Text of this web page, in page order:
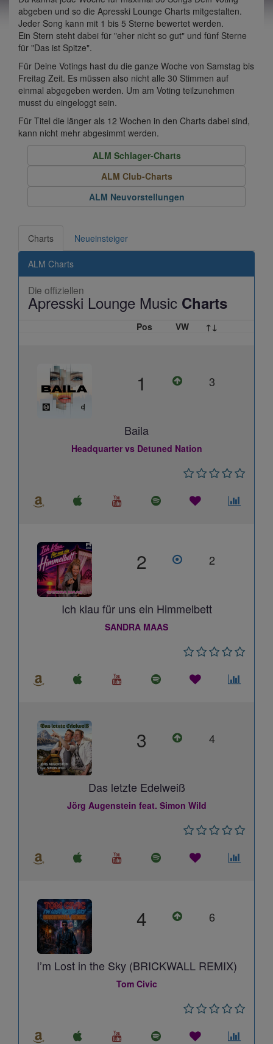
abgeben und so die Apresski Lounge Charts mitgestalten.
Jeder Song kann mit 1 bis 5 Sterne bewertet werden.
Ein Stern steht dabei für "eher nicht so gut" und fünf Sterne
für "Das ist Spitze".
Für Deine Votings hast du die ganze Woche von Samstag bis
Freitag Zeit. Es müssen also nicht alle 30 Stimmen auf
einmal abgegeben werden. Um am Voting teilzunehmen
musst du eingeloggt sein.
Für Titel die länger als 12 Wochen in den Charts dabei sind,
kann nicht mehr abgesimmt werden.
ALM Schlager-Charts
ALM Club-Charts
ALM Neuvorstellungen
Charts Neueinsteiger
ALM Charts
Die offiziellen
Apresski Lounge Music Charts
Pos VW ↑↓
1 3
Baila
Headquarter vs Detuned Nation
2 2
Ich klau für uns ein Himmelbett
SANDRA MAAS
3 4
Das letzte Edelweiß
Jörg Augenstein feat. Simon Wild
4 6
I’m Lost in the Sky (BRICKWALL REMIX)
Tom Civic